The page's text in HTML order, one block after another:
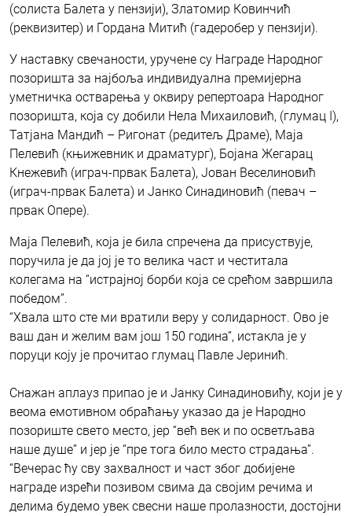
(солиста Балета у пензији), Златомир Ковинчић
(реквизитер) и Гордана Митић (гадеробер у пензији).
У наставку свечаности, уручене су Награде Народног
позоришта за најбоља индивидуална премијерна
уметничка остварења у оквиру репертоара Народног
позоришта, која су добили Нела Михаиловић, (глумац I),
Татјана Мандић – Ригонат (редитељ Драме), Маја
Пелевић (књижевник и драматург), Бојана Жегарац
Кнежевић (играч-првак Балета), Јован Веселиновић
(играч-првак Балета) и Јанко Синадиновић (певач –
првак Опере).
Маја Пелевић, која је била спречена да присуствује,
поручила је да јој је то велика част и честитала
колегама на “истрајној борби која се срећом завршила
победом”.
“Хвала што сте ми вратили веру у солидарност. Ово је
ваш дан и желим вам још 150 година”, истакла је у
поруци коју је прочитао глумац Павле Јеринић.
Снажан аплауз припао је и Јанку Синадиновићу, који је у
веома емотивном обраћању указао да је Народно
позориште свето место, јер “већ век и по осветљава
наше душе” и јер је “пре тога било место страдања”.
“Вечерас ћу сву захвалност и част због добијене
награде изрећи позивом свима да својим речима и
делима будемо увек свесни наше пролазности, достојни